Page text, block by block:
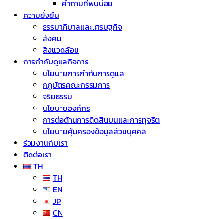
คำถามที่พบบ่อย
ความยั่งยืน
ธรรมาภิบาลและเศรษฐกิจ
สังคม
สิ่งแวดล้อม
การกำกับดูแลกิจการ
นโยบายการกำกับการดูแล
กฏบัตรคณะกรรมการ
จริยธรรม
นโยบายองค์กร
การต่อต้านการติดสินบนและการทุจริต
นโยบายคุ้มครองข้อมูลส่วนบุคคล
ร่วมงานกับเรา
ติดต่อเรา
TH
TH
EN
JP
CN